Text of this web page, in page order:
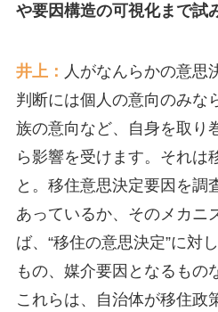
や要因構造の可視化まで試
井上： 人がなんらかの意思
判断には個人の意向のみな
族の意向など、自身を取り
ら影響を受けます。それは
と。移住意思決定要因を調
あっているか、そのメカニ
ば、“移住の意思決定”に対
もの、媒介要因となるもの
これらは、自治体が移住政